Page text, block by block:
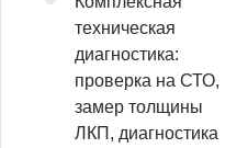
техническая
диагностика:
проверка на СТО,
замер толщины
ЛКП, диагностика